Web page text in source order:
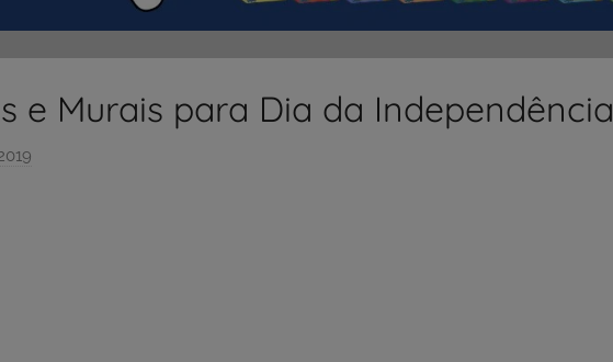
e Murais para Dia da Independência